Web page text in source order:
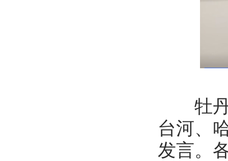
牡丹
台河、
发言。